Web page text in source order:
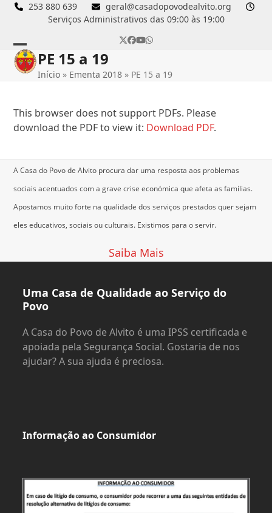
Skip
253 880 639
geral@casadopovodealvito.org
Serviços Administrativos das 09:00 às 19:00
Twitter
Facebook
YouTube
Whatsapp
Open
mobile
Close
mobile
PE 15 a 19
Início » Ementa 2018 » PE 15 a 19
This browser does not support PDFs. Please
download the PDF to view it: Download PDF.
A Casa do Povo de Alvito procura dar uma resposta aos problemas
sociais acentuados com a grave crise económica que afeta as famílias.
Apostamos muito forte na qualidade dos serviços prestados quer sejam
eles educativos, sociais ou culturais. Existimos para o servir.
Saiba Mais
Uma Casa de Qualidade ao Serviço do
Povo
A Casa do Povo de Alvito é uma IPSS certificada e
apoiada pela Segurança Social. Gostaria de nos
ajudar? A sua ajuda é preciosa.
Informação ao Consumidor